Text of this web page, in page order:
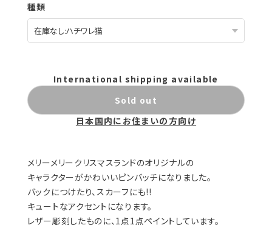
種類
International shipping available
Sold out
日本国内にお住まいの方向け
メリーメリークリスマスランドのオリジナルの
キャラクターがかわいいピンバッチになりました。
バックにつけたり、スカーフにも!!
キュートなアクセントになります。
レザー彫刻したものに、1点1点ペイントしています。